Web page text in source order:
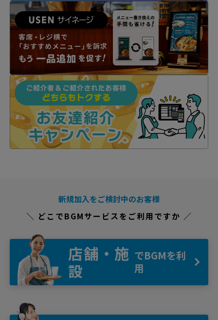
新規加入をご検討中のお客様
＼ どこでBGMサービスをご利用ですか ／
店舗・施
設
でBGMを利
用